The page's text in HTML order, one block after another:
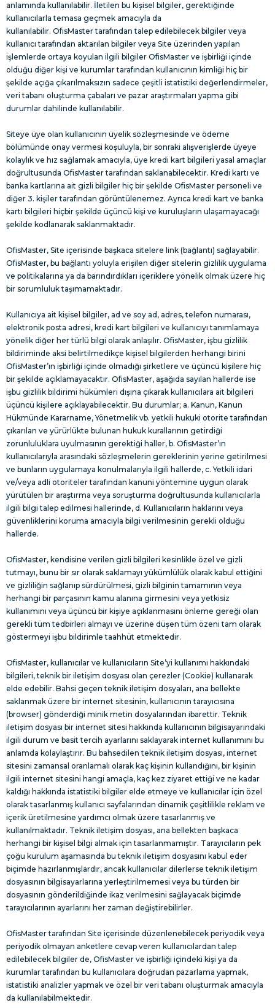
anlamında kullanılabilir. İletilen bu kişisel bilgiler, gerektiğinde
kullanıcılarla temasa geçmek amacıyla da
kullanılabilir. OfisMaster tarafından talep edilebilecek bilgiler veya
kullanıcı tarafından aktarılan bilgiler veya Site üzerinden yapılan
işlemlerde ortaya koyulan ilgili bilgiler OfisMaster ve işbirliği içinde
olduğu diğer kişi ve kurumlar tarafından kullanıcının kimliği hiç bir
şekilde açığa çıkarılmaksızın sadece çeşitli istatistiki değerlendirmeler,
veri tabanı oluşturma çabaları ve pazar araştırmaları yapma gibi
durumlar dahilinde kullanılabilir.
Siteye üye olan kullanıcının üyelik sözleşmesinde ve ödeme
bölümünde onay vermesi koşuluyla, bir sonraki alışverişlerde üyeye
kolaylık ve hız sağlamak amacıyla, üye kredi kart bilgileri yasal amaçlar
doğrultusunda OfisMaster tarafından saklanabilecektir. Kredi kartı ve
banka kartlarına ait gizli bilgiler hiç bir şekilde OfisMaster personeli ve
diğer 3. kişiler tarafından görüntülenemez. Ayrıca kredi kart ve banka
kartı bilgileri hiçbir şekilde üçüncü kişi ve kuruluşların ulaşamayacağı
şekilde kodlanarak saklanmaktadır.
OfisMaster, Site içerisinde başkaca sitelere link (bağlantı) sağlayabilir.
OfisMaster, bu bağlantı yoluyla erişilen diğer sitelerin gizlilik uygulama
ve politikalarına ya da barındırdıkları içeriklere yönelik olmak üzere hiç
bir sorumluluk taşımamaktadır.
Kullanıcıya ait kişisel bilgiler, ad ve soy ad, adres, telefon numarası,
elektronik posta adresi, kredi kart bilgileri ve kullanıcıyı tanımlamaya
yönelik diğer her türlü bilgi olarak anlaşılır. OfisMaster, işbu gizlilik
bildiriminde aksi belirtilmedikçe kişisel bilgilerden herhangi birini
OfisMaster’ın işbirliği içinde olmadığı şirketlere ve üçüncü kişilere hiç
bir şekilde açıklamayacaktır. OfisMaster, aşağıda sayılan hallerde ise
işbu gizlilik bildirimi hükümleri dışına çıkarak kullanıcılara ait bilgileri
üçüncü kişilere açıklayabilecektir. Bu durumlar; a. Kanun, Kanun
Hükmünde Kararname, Yönetmelik vb. yetkili hukuki otorite tarafından
çıkarılan ve yürürlükte bulunan hukuk kurallarının getirdiği
zorunluluklara uyulmasının gerektiği haller, b. OfisMaster’ın
kullanıcılarıyla arasındaki sözleşmelerin gereklerinin yerine getirilmesi
ve bunların uygulamaya konulmalarıyla ilgili hallerde, c. Yetkili idari
ve/veya adli otoriteler tarafından kanuni yöntemine uygun olarak
yürütülen bir araştırma veya soruşturma doğrultusunda kullanıcılarla
ilgili bilgi talep edilmesi hallerinde, d. Kullanıcıların haklarını veya
güvenliklerini koruma amacıyla bilgi verilmesinin gerekli olduğu
hallerde.
OfisMaster, kendisine verilen gizli bilgileri kesinlikle özel ve gizli
tutmayı, bunu bir sır olarak saklamayı yükümlülük olarak kabul ettiğini
ve gizliliğin sağlanıp sürdürülmesi, gizli bilginin tamamının veya
herhangi bir parçasının kamu alanına girmesini veya yetkisiz
kullanımını veya üçüncü bir kişiye açıklanmasını önleme gereği olan
gerekli tüm tedbirleri almayı ve üzerine düşen tüm özeni tam olarak
göstermeyi işbu bildirimle taahhüt etmektedir.
OfisMaster, kullanıcılar ve kullanıcıların Site’yi kullanımı hakkındaki
bilgileri, teknik bir iletişim dosyası olan çerezler (Cookie) kullanarak
elde edebilir. Bahsi geçen teknik iletişim dosyaları, ana bellekte
saklanmak üzere bir internet sitesinin, kullanıcının tarayıcısına
(browser) gönderdiği minik metin dosyalarından ibarettir. Teknik
iletişim dosyası bir internet sitesi hakkında kullanıcının bilgisayarındaki
ilgili durum ve basit tercih ayarlarını saklayarak internet kullanımını bu
anlamda kolaylaştırır. Bu bahsedilen teknik iletişim dosyası, internet
sitesini zamansal oranlamalı olarak kaç kişinin kullandığını, bir kişinin
ilgili internet sitesini hangi amaçla, kaç kez ziyaret ettiği ve ne kadar
kaldığı hakkında istatistiki bilgiler elde etmeye ve kullanıcılar için özel
olarak tasarlanmış kullanıcı sayfalarından dinamik çeşitlilikle reklam ve
içerik üretilmesine yardımcı olmak üzere tasarlanmış ve
kullanılmaktadır. Teknik iletişim dosyası, ana bellekten başkaca
herhangi bir kişisel bilgi almak için tasarlanmamıştır. Tarayıcıların pek
çoğu kurulum aşamasında bu teknik iletişim dosyasını kabul eder
biçimde hazırlanmışlardır, ancak kullanıcılar dilerlerse teknik iletişim
dosyasının bilgisayarlarına yerleştirilmemesi veya bu türden bir
dosyasının gönderildiğinde ikaz verilmesini sağlayacak biçimde
tarayıcılarının ayarlarını her zaman değiştirebilirler.
OfisMaster tarafından Site içerisinde düzenlenebilecek periyodik veya
periyodik olmayan anketlere cevap veren kullanıcılardan talep
edilebilecek bilgiler de, OfisMaster ve işbirliği içindeki kişi ya da
kurumlar tarafından bu kullanıcılara doğrudan pazarlama yapmak,
istatistiki analizler yapmak ve özel bir veri tabanı oluşturmak amacıyla
da kullanılabilmektedir.